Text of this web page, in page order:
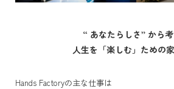
“ あなたらしさ” から
人生を「楽しむ」ための
Hands Factoryの主な仕事は